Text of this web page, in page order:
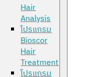
Hair
Analysis
โปรแกรม
Bioscor
Hair
Treatment
โปรแกรม